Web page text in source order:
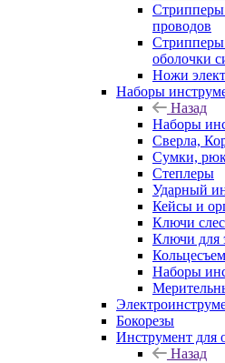
Cтрипперы
проводов
Стрипперы
оболочки
Ножи
Наборы
Назад
Наборы
Сверла,
Сумки,
Степлеры
Ударный
Кейсы и
Ключи
Ключи для
Наборы
Бокорезы
Инструмент для
Назад